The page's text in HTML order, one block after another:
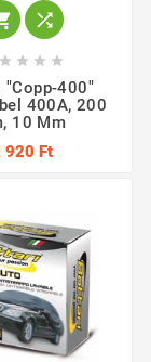

   
"Copp-400"
400A, 200
10 Mm
920 Ft